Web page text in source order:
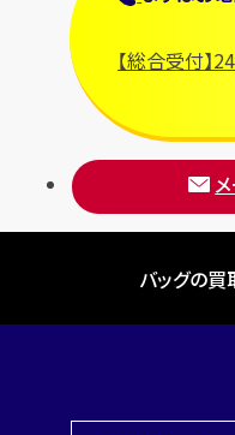
【総合受付】
バッグの買